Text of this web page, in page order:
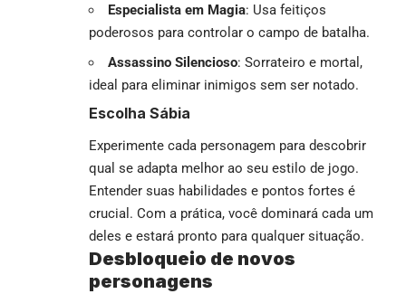
Especialista em Magia: Usa feitiços
poderosos para controlar o campo de batalha.
Assassino Silencioso: Sorrateiro e mortal,
ideal para eliminar inimigos sem ser notado.
Escolha Sábia
Experimente cada personagem para descobrir
qual se adapta melhor ao seu estilo de jogo.
Entender suas habilidades e pontos fortes é
crucial. Com a prática, você dominará cada um
deles e estará pronto para qualquer situação.
Desbloqueio de novos
personagens